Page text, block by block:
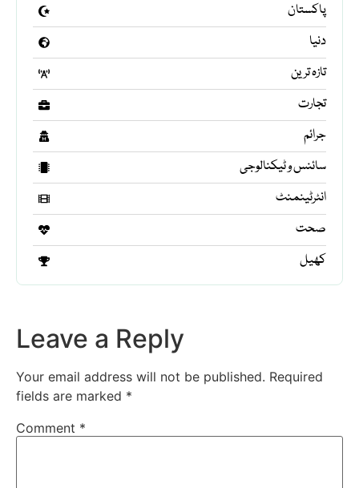
پاکستان
دنیا
تازہ ترین
تجارت
جرائم
سائنس و ٹیکنالوجی
انٹرٹینمنٹ
صحت
کھیل
Leave a Reply
Your email address will not be published. Required
fields are marked *
Comment *